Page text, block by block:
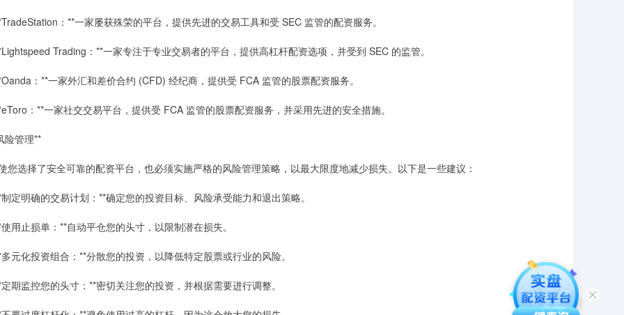
：**一家屡获殊荣的平台，提供先进的交易工具和受 SEC 监管的配资服务。
Trading：**一家专注于专业交易者的平台，提供高杠杆配资选项，并受到 SEC 的监管。
：**一家外汇和差价合约 (CFD) 经纪商，提供受 FCA 监管的股票配资服务。
：**一家社交交易平台，提供受 FCA 监管的股票配资服务，并采用先进的安全措施。
险管理**
您选择了安全可靠的配资平台，也必须实施严格的风险管理策略，以最大限度地减少损失。以下是一些建议：
定明确的交易计划：**确定您的投资目标、风险承受能力和退出策略。
用止损单：**自动平仓您的头寸，以限制潜在损失。
元化投资组合：**分散您的投资，以降低特定股票或行业的风险。
期监控您的头寸：**密切关注您的投资，并根据需要进行调整。